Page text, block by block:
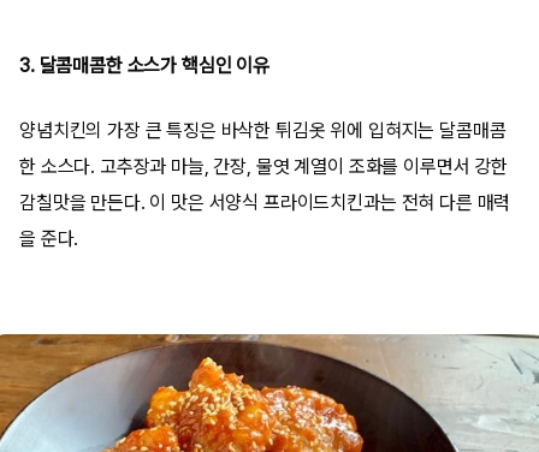
3. 달콤매콤한 소스가 핵심인 이유
양념치킨의 가장 큰 특징은 바삭한 튀김옷 위에 입혀지는 달콤매콤
한 소스다. 고추장과 마늘, 간장, 물엿 계열이 조화를 이루면서 강한
감칠맛을 만든다. 이 맛은 서양식 프라이드치킨과는 전혀 다른 매력
을 준다.